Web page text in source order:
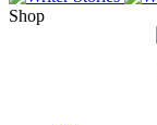
Shop